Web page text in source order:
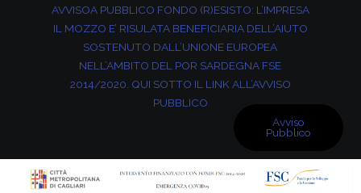
AVVISOA PUBBLICO FONDO (R)ESISTO: L’IMPRESA
IL MOZZO E’ RISULATA BENEFICIARIA DELL’AIUTO
SOSTENUTO DALL’UNIONE EUROPEA
NELL’AMBITO DEL POR SARDEGNA FSE
2014/2020. QUI SOTTO IL LINK ALL’AVVISO
PUBBLICO
Avviso
Pubblico